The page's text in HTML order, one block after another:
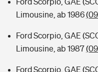
Limousine, ab 1986
Ford Scorpio, GAE
Limousine, ab 1987
Ford Scorpio, GAE